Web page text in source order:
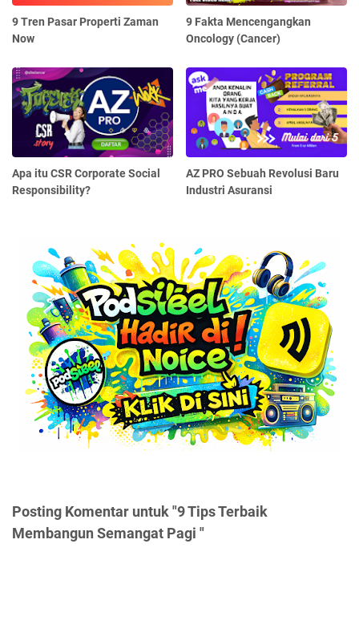
9 Tren Pasar Properti Zaman
Now
9 Fakta Mencengangkan
Oncology (Cancer)
Apa itu CSR Corporate Social
Responsibility?
AZ PRO Sebuah Revolusi Baru
Industri Asuransi
Posting Komentar untuk "9 Tips Terbaik
Membangun Semangat Pagi "